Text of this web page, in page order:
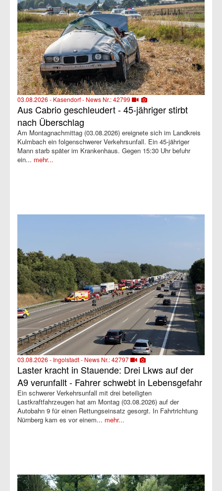
03.08.2026 - Kasendorf - News Nr.: 42799
Aus Cabrio geschleudert - 45-jähriger stirbt
nach Überschlag
Am Montagnachmittag (03.08.2026) ereignete sich im Landkreis
Kulmbach ein folgenschwerer Verkehrsunfall. Ein 45-jähriger
Mann starb später im Krankenhaus. Gegen 15:30 Uhr befuhr
ein... mehr...
03.08.2026 - Ingolstadt - News Nr.: 42797
Laster kracht in Stauende: Drei Lkws auf der
A9 verunfallt - Fahrer schwebt in Lebensgefahr
Ein schwerer Verkehrsunfall mit drei beteiligten
Lastkraftfahrzeugen hat am Montag (03.08.2026) auf der
Autobahn 9 für einen Rettungseinsatz gesorgt. In Fahrtrichtung
Nürnberg kam es vor einem... mehr...